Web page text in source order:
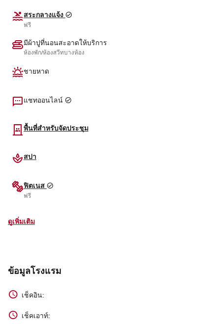
สระกลางแจ้ง
ฟรี
มีผ้าปูที่นอนสะอาดให้บริการ
ห้องพัก/ห้องสวีทบางห้อง
ชายหาด
แชทออนไลน์
พื้นที่สำหรับจัดประชุม
สปา
ฟิตเนส
ฟรี
ดูเพิ่มเติม
ข้อมูลโรงแรม
เช็คอิน:
เช็คเอาท์: